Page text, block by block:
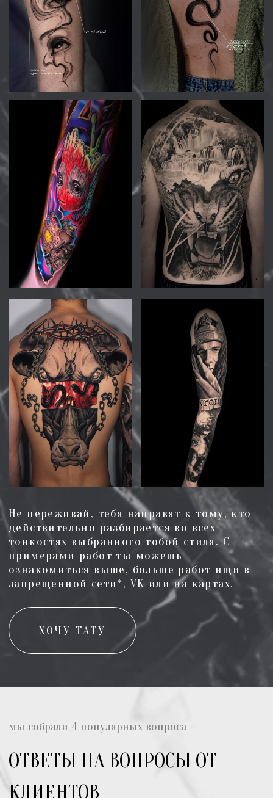
КЛИЕНТОВ
СКОЛЬКО СТОИТ РАЗРАБОТКА
ЭСКИЗА И КОНСУЛЬТАЦИЯ?
Мы понимаем, что татуировка требует
тщательной подготовки, взвешенного
решения, моральной уверенности и,
конечно, уникальности. Поэтому
предоставляем бесплатную
консультацию, на которой вы с
мастером обсудите все детали и
мастер разработает индивидуальный
эскиз на основе ваших предпочтений
и своего профессионализма. Вы
сможете увидеть, как эскиз смотрится
на 3д модели и на вас. При записи на
сеанс разрабатывается детальный
эскиз, который вы получаете в
подарок.
БЫВАЮТ ЛИ У НАС СКИДКИ И
АКЦИИ?
Мы очень часто проводим акции,
поэтому вы можете обратиться к
администратору при записи на
татуировку или консультацию и
узнать о наличии актуальных скидок.
ЧТО БУДЕТ С ТАТУИРОВКОЙ, ЕСЛИ
БЫСТРО НАБРАТЬ ИЛИ СБРОСИТЬ
ВЕС?
Все татуировки мы выполняем
анатомически верно, поэтому
татуировка не поплывет и не
видоизменится при наборе массы или
при похудении.
НАСКОЛЬКО КОМФОРТНО
ПРОХОДИТ СЕАНС?
Студия разработана таким образом,
чтобы вы могли провести сеанс тату
как дома. У нас есть все необходимое:
все расходные материалы
одноразовые и распаковываются при
вас, оборудование проходит
стерилизацию и дезинфекцию. Есть
wi-fi, полноценная кухня, зона
отдыха, бесплатные чай и кофе,
умные колонки и отдельные вип-
комнаты с телевизорами. Мастера
внимательно следят за атмосферой
сеанса, поэтому вы получаете не
только татуировку, но и позитивные
эмоции.
наши клиенты отмечают несколько наших
преимуществ
НАШИ 4 ГЛАВНЫХ
ПРЕИМУЩЕСТВА